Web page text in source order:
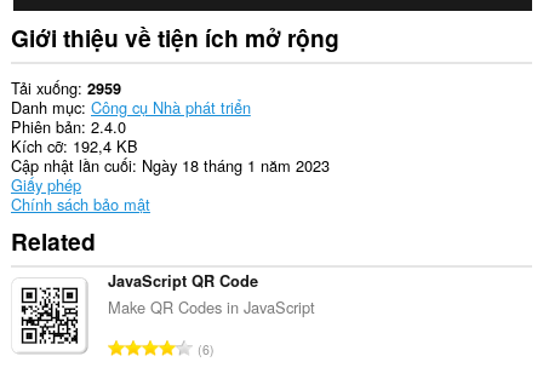
Giới thiệu về tiện ích mở rộng
Tải xuống 2959
Danh mục Công cụ Nhà phát triển
Phiên bản 2.4.0
Kích cỡ 192,4 KB
Cập nhật lần cuối Ngày 18 tháng 1 năm 2023
Giấy phép
Chính sách bảo mật
Related
JavaScript QR Code
Make QR Codes in JavaScript
T6